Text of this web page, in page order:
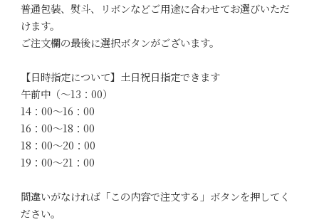
普通包装、熨斗、リボンなどご用途に合わせてお選びいただ
けます。
ご注文欄の最後に選択ボタンがございます。
【日時指定について】土日祝日指定できます
午前中（～13：00）
14：00～16：00
16：00～18：00
18：00～20：00
19：00～21：00
間違いがなければ「この内容で注文する」ボタンを押してく
ださい。